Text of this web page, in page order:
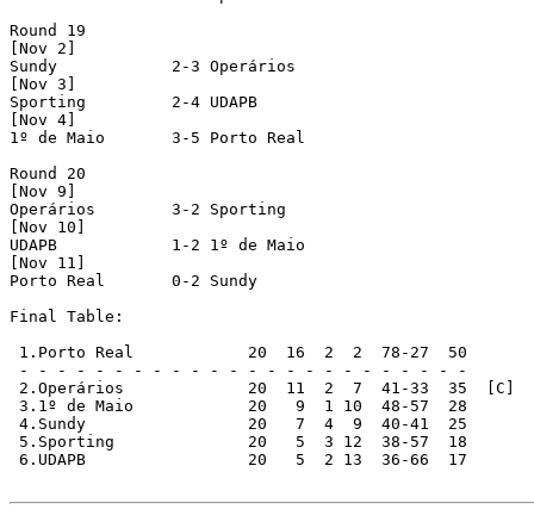
Round 19
[Nov 2]
Sundy            2-3 Operários
[Nov 3]
Sporting         2-4 UDAPB
[Nov 4]
1º de Maio       3-5 Porto Real
Round 20
[Nov 9]
Operários        3-2 Sporting
[Nov 10]
UDAPB            1-2 1º de Maio
[Nov 11]
Porto Real       0-2 Sundy
Final Table:
1.Porto Real            20  16  2  2  78-27  50
- - - - - - - - - - - - - - - - - - - - - - - -
2.Operários             20  11  2  7  41-33  35  [C]
3.1º de Maio            20   9  1 10  48-57  28
4.Sundy                 20   7  4  9  40-41  25
5.Sporting              20   5  3 12  38-57  18
6.UDAPB                 20   5  2 13  36-66  17